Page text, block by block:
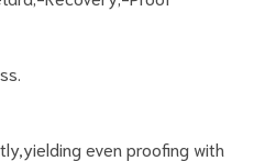
even proofing with